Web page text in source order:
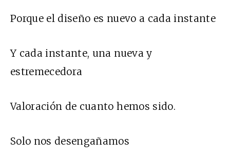
Porque el diseño es nuevo a cada instante
Y cada instante, una nueva y
estremecedora
Valoración de cuanto hemos sido.
Solo nos desengañamos